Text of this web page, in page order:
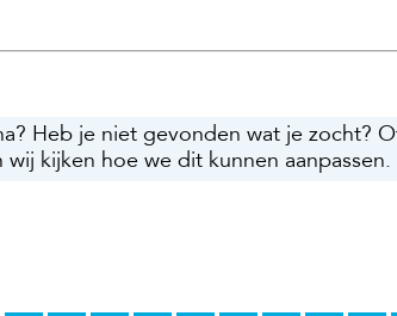
Heb je niet gevonden wat je zocht?
wij kijken hoe we dit kunnen aanpassen.